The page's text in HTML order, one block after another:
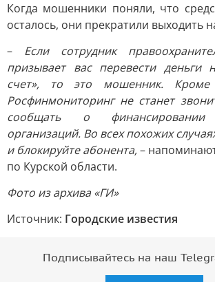
Когда мошенники поняли, что
осталось, они прекратили выходить
– Если сотрудник
призывает вас перевести деньги
счет», то это мошенник. Кроме
Росфинмониторинг не станет
сообщать о финансировании
организаций. Во всех похожих
и блокируйте абонента,–
по Курской области.
Фото из архива «ГИ»
Источник: Городские известия
Подписывайтесь на наш